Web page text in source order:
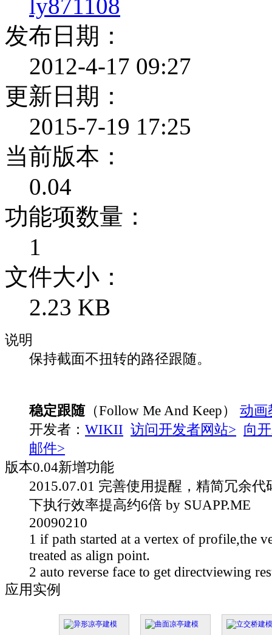
ly871108
发布日期：
2012-4-17 09:27
更新日期：
2015-7-19 17:25
当前版本：
0.04
功能项数量：
1
文件大小：
2.23 KB
说明
保持截面不扭转的路径跟随。
稳定跟随（Follow Me And Keep）
动画
开发者： WIKII 访问开发者网站> 向
邮件>
版本0.04新增功能
2015.07.01 完善使用提醒，精简冗余代
下执行效率提高约6倍 by SUAPP.ME
20090210
1 if path started at a vertex of profile,the
treated as align point.
2 auto reverse face to get directviewing
应用实例